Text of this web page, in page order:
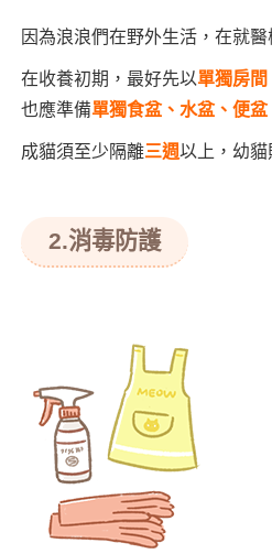
因為浪浪們在野外生活，在就
在收養初期，最好先以單獨房
也應準備單獨食盆、水盆、便
成貓須至少隔離三週以上，幼
2.消毒防護